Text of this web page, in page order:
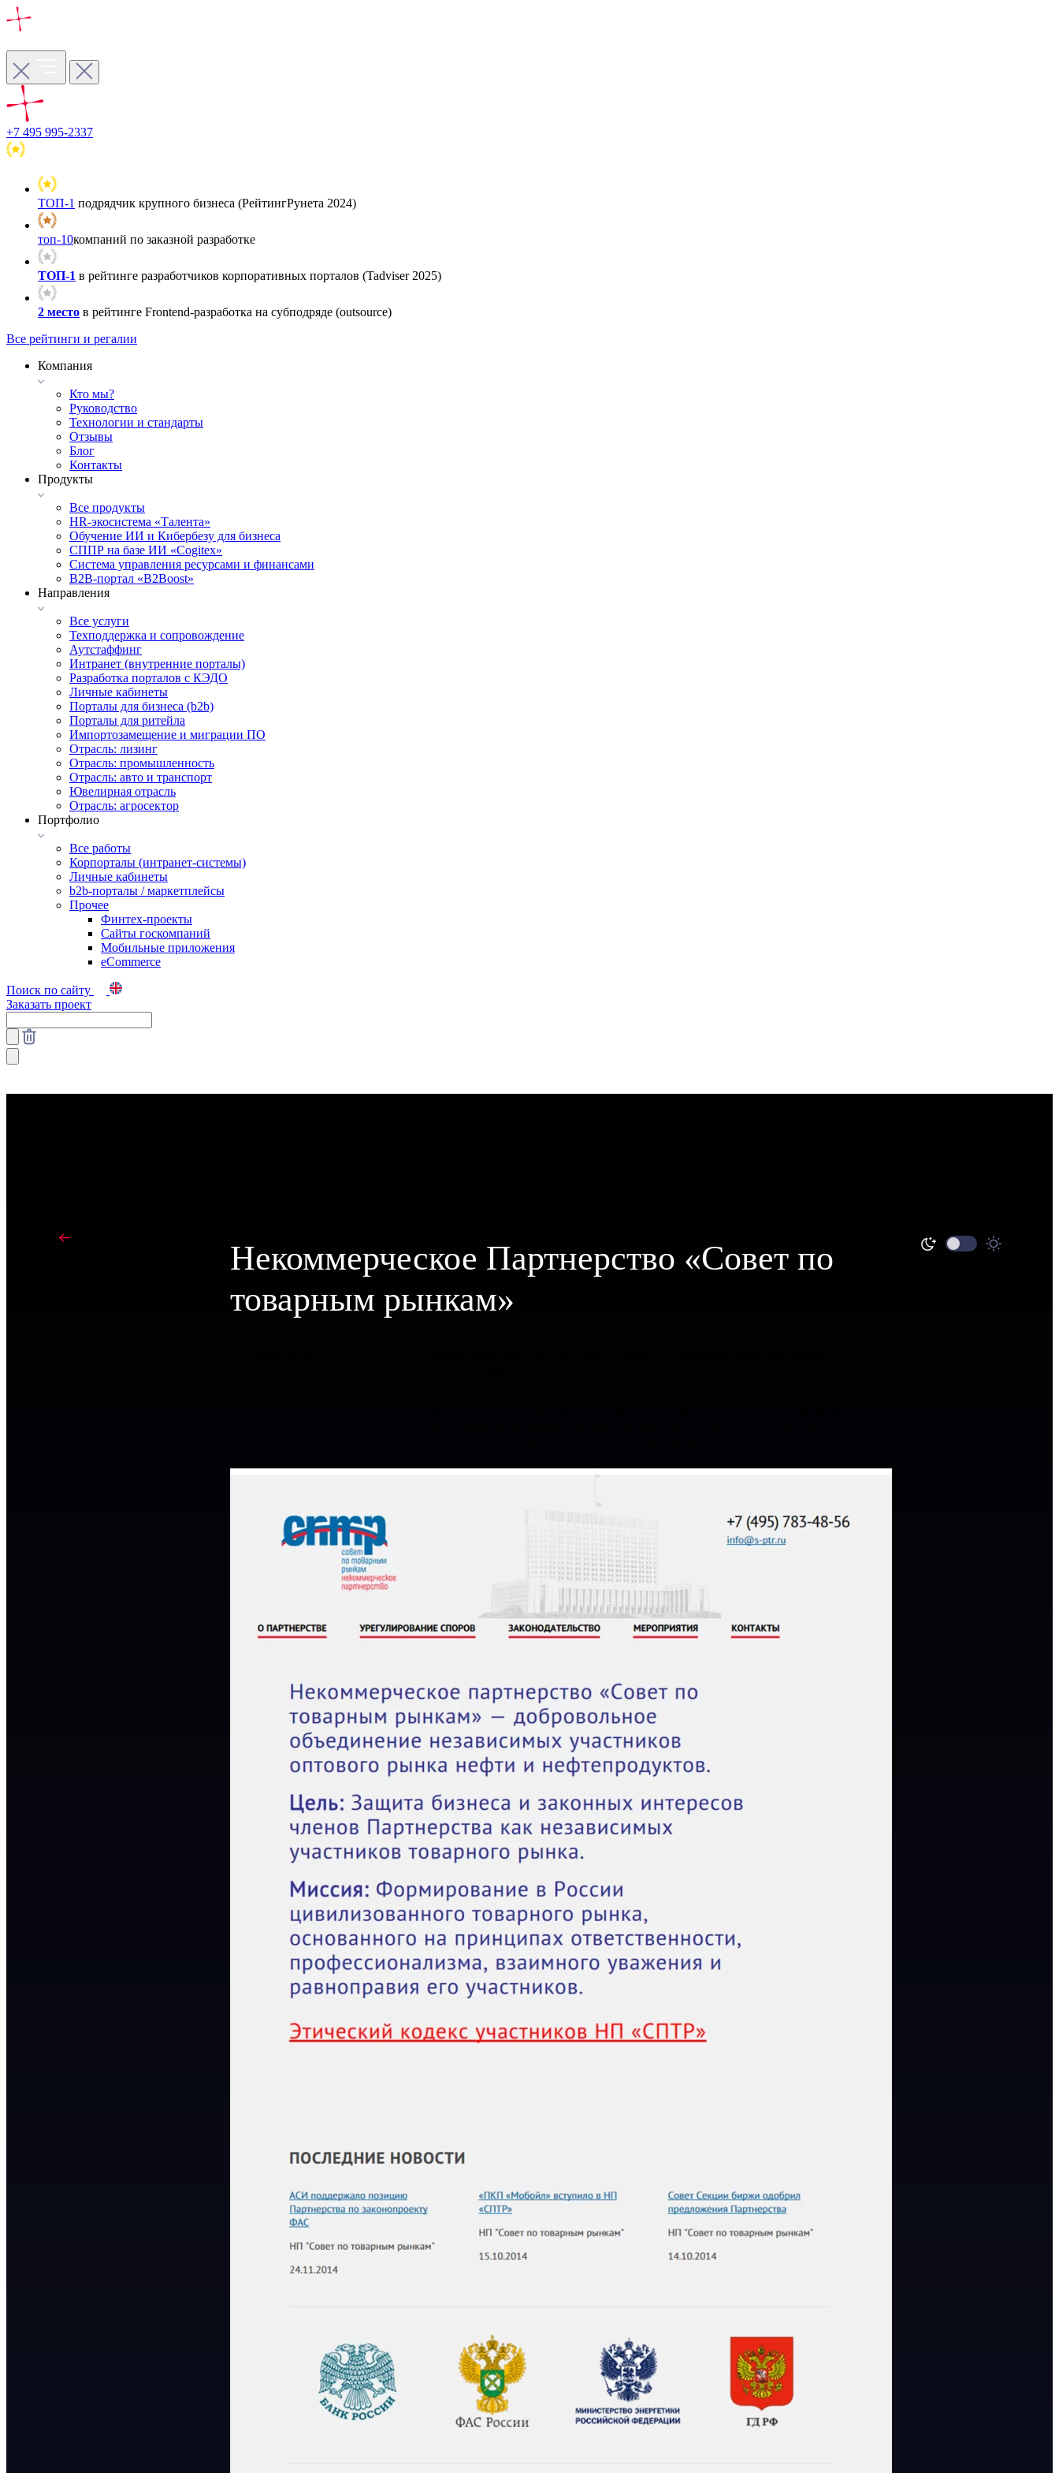
+7 495 995-2337
ТОП-1 подрядчик крупного бизнеса (РейтингРунета 2024)
топ-10компаний по заказной разработке
ТОП-1 в рейтинге разработчиков корпоративных порталов (Tadviser 2025)
2 место в рейтинге Frontend-разработка на субподряде (outsource)
Все рейтинги и регалии
Компания
Кто мы?
Руководство
Технологии и стандарты
Отзывы
Блог
Контакты
Продукты
Все продукты
HR-экосистема «Талента»
Обучение ИИ и Кибербезу для бизнеса
СППР на базе ИИ «Cogitex»
Система управления ресурсами и финансами
B2B-портал «B2Boost»
Направления
Все услуги
Техподдержка и сопровождение
Аутстаффинг
Интранет (внутренние порталы)
Разработка порталов с КЭДО
Личные кабинеты
Порталы для бизнеса (b2b)
Порталы для ритейла
Импортозамещение и миграции ПО
Отрасль: лизинг
Отрасль: промышленность
Отрасль: авто и транспорт
Ювелирная отрасль
Отрасль: агросектор
Портфолио
Все работы
Корпорталы (интранет-системы)
Личные кабинеты
b2b-порталы / маркетплейсы
Прочее
Финтех-проекты
Сайты госкомпаний
Мобильные приложения
eCommerce
Поиск по сайту
Заказать проект
Некоммерческое Партнерство «Совет по
товарным рынкам»